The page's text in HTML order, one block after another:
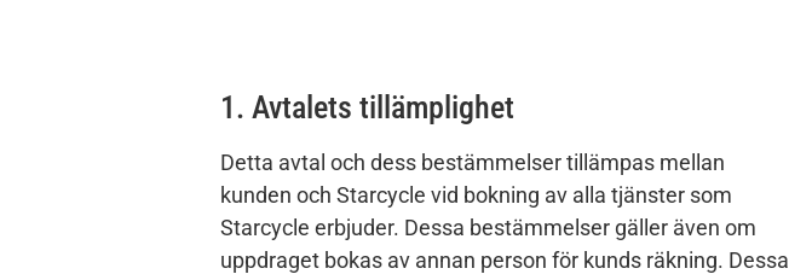
1. Avtalets tillämplighet
Detta avtal och dess bestämmelser tillämpas mellan
kunden och Starcycle vid bokning av alla tjänster som
Starcycle erbjuder. Dessa bestämmelser gäller även om
uppdraget bokas av annan person för kunds räkning. Dessa